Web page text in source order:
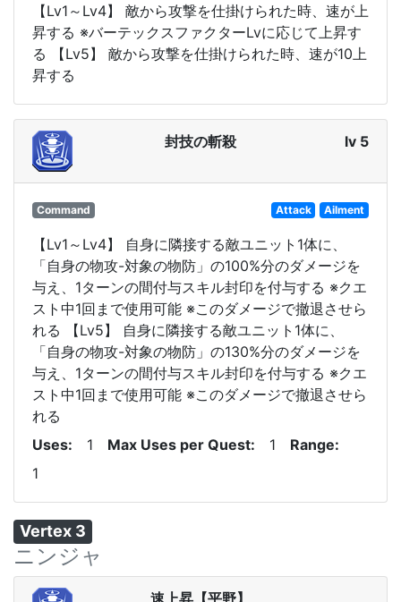
【Lv1～Lv4】 敵から攻撃を仕掛けられた時、速が上
昇する ※バーテックスファクターLvに応じて上昇す
る 【Lv5】 敵から攻撃を仕掛けられた時、速が10上
昇する
封技の斬殺 lv 5
Command Attack Ailment
【Lv1～Lv4】 自身に隣接する敵ユニット1体に、
「自身の物攻-対象の物防」の100%分のダメージを
与え、1ターンの間付与スキル封印を付与する ※クエ
スト中1回まで使用可能 ※このダメージで撤退させら
れる 【Lv5】 自身に隣接する敵ユニット1体に、
「自身の物攻-対象の物防」の130%分のダメージを
与え、1ターンの間付与スキル封印を付与する ※クエ
スト中1回まで使用可能 ※このダメージで撤退させら
れる
Uses
1 Max Uses per Quest 1
Range
1
Vertex 3
ニンジャ
速上昇【平野】